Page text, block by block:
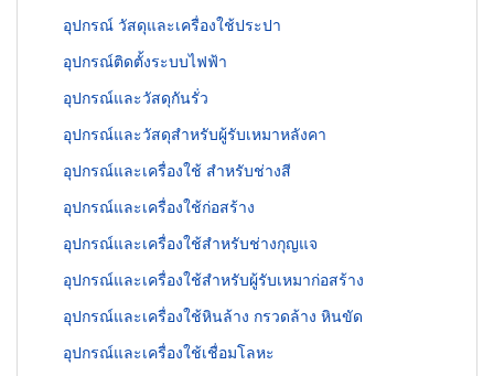
อุปกรณ์ วัสดุและเครื่องใช้ประปา
อุปกรณ์ติดตั้งระบบไฟฟ้า
อุปกรณ์และวัสดุกันรั่ว
อุปกรณ์และวัสดุสำหรับผู้รับเหมาหลังคา
อุปกรณ์และเครื่องใช้ สำหรับช่างสี
อุปกรณ์และเครื่องใช้ก่อสร้าง
อุปกรณ์และเครื่องใช้สำหรับช่างกุญแจ
อุปกรณ์และเครื่องใช้สำหรับผู้รับเหมาก่อสร้าง
อุปกรณ์และเครื่องใช้หินล้าง กรวดล้าง หินขัด
อุปกรณ์และเครื่องใช้เชื่อมโลหะ